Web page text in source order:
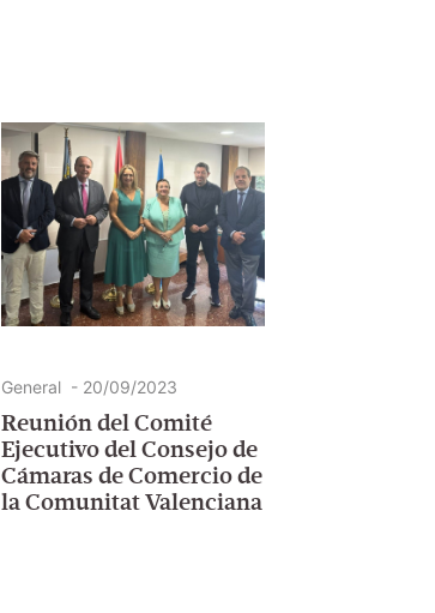
General - 20/09/2023
Reunión del Comité
Ejecutivo del Consejo
de Cámaras de
Comercio de la